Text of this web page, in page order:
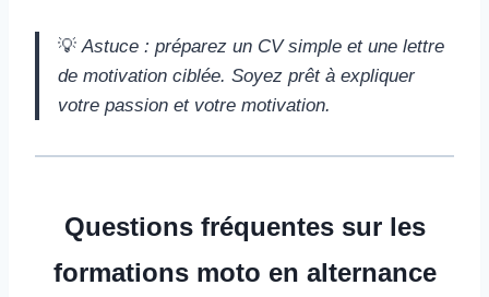
💡Astuce : préparez un CV simple et une lettre
de motivation ciblée. Soyez prêt à expliquer
votre passion et votre motivation.
Questions fréquentes sur les
formations moto en alternance